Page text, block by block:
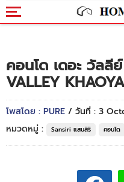
คอนโด เดอะ วัลลี
VALLEY
โพสโดย : PURE / วันที่ : 3
หมวดหมู่ :
Sansiri แสนสิริ คอนโด